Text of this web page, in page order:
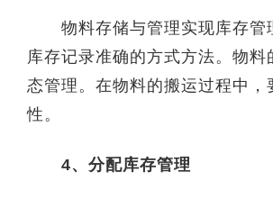
物料存储与管理实现库存管
库存记录准确的方式方法。物
态管理。在物料的搬运过程中
性。
4、分配库存管理